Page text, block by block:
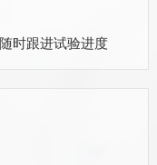
时跟进试验进度